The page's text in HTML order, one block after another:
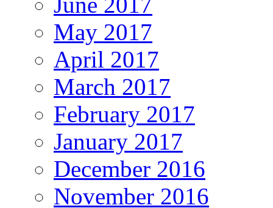
May 2017
April 2017
March 2017
February 2017
January 2017
December 2016
November 2016